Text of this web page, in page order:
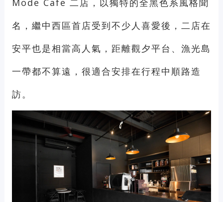
Mode Cafe 二店，以獨特的全黑色系風格聞
名，繼中西區首店受到不少人喜愛後，二店在
安平也是相當高人氣，距離觀夕平台、漁光島
一帶都不算遠，很適合安排在行程中順路造
訪。